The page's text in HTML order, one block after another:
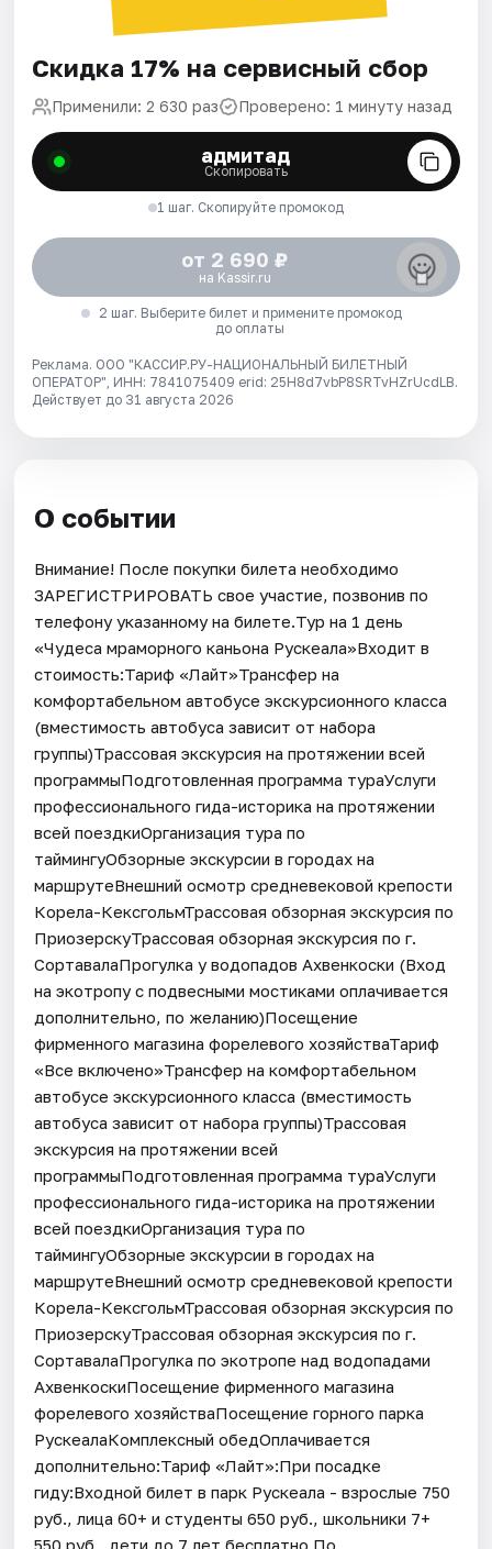
Скидка 17% на сервисный сбор
Применили: 2 630 раз Проверено: 1 минуту назад
адмитад
Скопировать
1 шаг. Скопируйте промокод
от 2 690 ₽
на Kassir.ru
2 шаг. Выберите билет и примените промокод
до оплаты
Реклама. ООО "КАССИР.РУ-НАЦИОНАЛЬНЫЙ БИЛЕТНЫЙ
ОПЕРАТОР", ИНН: 7841075409 erid: 25H8d7vbP8SRTvHZrUcdLB.
Действует до 31 августа 2026
О событии
Внимание! После покупки билета необходимо
ЗАРЕГИСТРИРОВАТЬ свое участие, позвонив по
телефону указанному на билете.Тур на 1 день
«Чудеса мраморного каньона Рускеала»Входит в
стоимость:Тариф «Лайт»Трансфер на
комфортабельном автобусе экскурсионного класса
(вместимость автобуса зависит от набора
группы)Трассовая экскурсия на протяжении всей
программыПодготовленная программа тураУслуги
профессионального гида-историка на протяжении
всей поездкиОрганизация тура по
таймингуОбзорные экскурсии в городах на
маршрутеВнешний осмотр средневековой крепости
Корела-КексгольмТрассовая обзорная экскурсия по
ПриозерскуТрассовая обзорная экскурсия по г.
СортавалаПрогулка у водопадов Ахвенкоски (Вход
на экотропу с подвесными мостиками оплачивается
дополнительно, по желанию)Посещение
фирменного магазина форелевого хозяйстваТариф
«Все включено»Трансфер на комфортабельном
автобусе экскурсионного класса (вместимость
автобуса зависит от набора группы)Трассовая
экскурсия на протяжении всей
программыПодготовленная программа тураУслуги
профессионального гида-историка на протяжении
всей поездкиОрганизация тура по
таймингуОбзорные экскурсии в городах на
маршрутеВнешний осмотр средневековой крепости
Корела-КексгольмТрассовая обзорная экскурсия по
ПриозерскуТрассовая обзорная экскурсия по г.
СортавалаПрогулка по экотропе над водопадами
АхвенкоскиПосещение фирменного магазина
форелевого хозяйстваПосещение горного парка
РускеалаКомплексный обедОплачивается
дополнительно:Тариф «Лайт»:При посадке
гиду:Входной билет в парк Рускеала - взрослые 750
руб., лица 60+ и студенты 650 руб., школьники 7+
550 руб., дети до 7 лет бесплатно.По